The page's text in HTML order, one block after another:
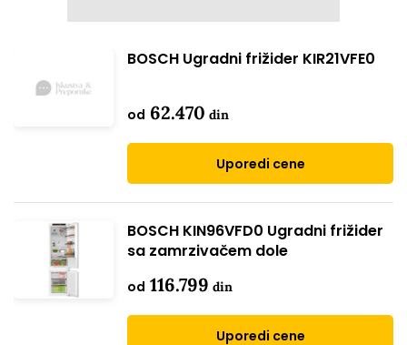
BOSCH Ugradni frižider KIR21VFE0
od 62.470 din
Uporedi cene
BOSCH KIN96VFD0 Ugradni frižider
sa zamrzivačem dole
od 116.799 din
Uporedi cene